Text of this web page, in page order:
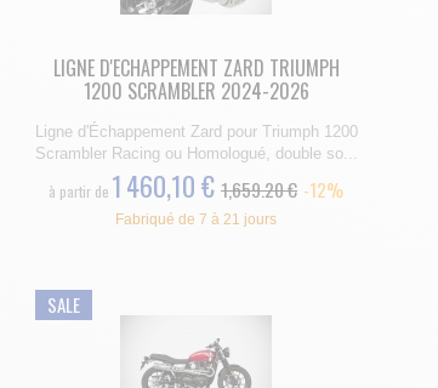
LIGNE D'ECHAPPEMENT ZARD TRIUMPH
1200 SCRAMBLER 2024-2026
Ligne d'Échappement Zard pour Triumph 1200
Scrambler Racing ou Homologué, double so...
à partir de 1 460,10 € 1,659.20 € -12%
Fabriqué de 7 à 21 jours
SALE